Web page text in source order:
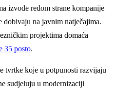
izvode redom strane kompanije
dobivaju na javnim natječajima.
projektima domaća
35 posto.
tvrtke koje u potpunosti razvijaju
sudjeluju u modernizaciji